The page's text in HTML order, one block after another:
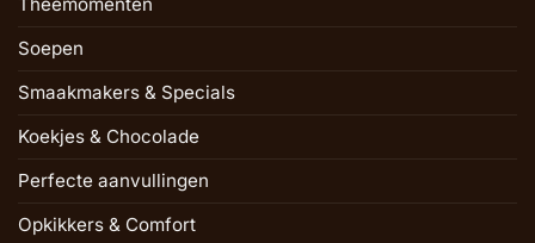
Soepen
Smaakmakers & Specials
Koekjes & Chocolade
Perfecte aanvullingen
Opkikkers & Comfort